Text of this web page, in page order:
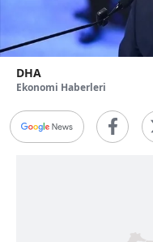
DHA
Ekonomi Haberleri